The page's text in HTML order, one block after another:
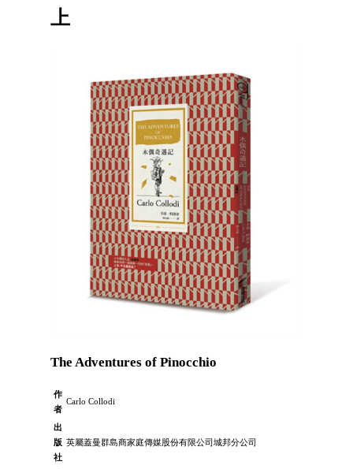
上
The Adventures of Pinocchio
作
者
Carlo Collodi
出
版
社
英屬蓋曼群島商家庭傳媒股份有限公司城邦分公司